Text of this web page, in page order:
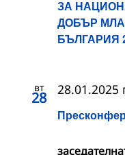
ЗА
ДОБЪР
БЪЛГАРИЯ
вт
28 28.01.2025